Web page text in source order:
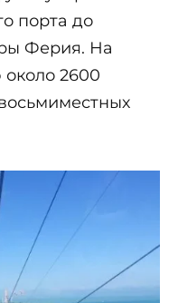
порта до
Ферия. На
2600